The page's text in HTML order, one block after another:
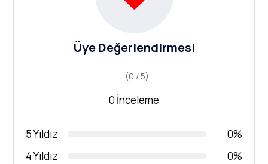
Üye Değerlendirmesi
(0 / 5)
0 İnceleme
5 Yıldız
0%
4 Yıldız
0%